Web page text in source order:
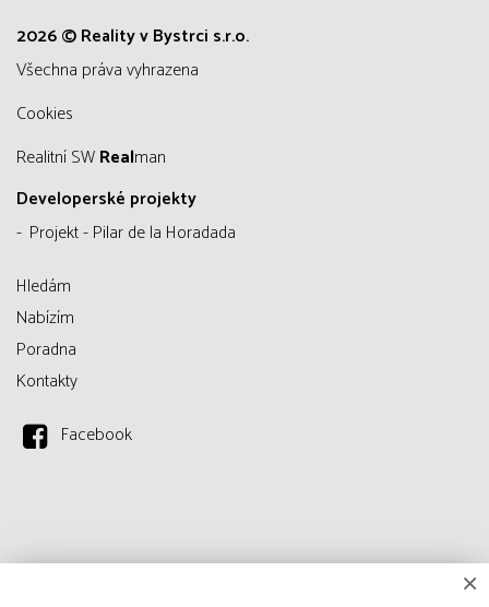
2026 © Reality v Bystrci s.r.o.
všechna práva vyhrazena
Cookies
Realitní SWRealman
Developerské projekty
Projekt - Pilar de la Horadada
Hledám
Nabízím
Poradna
Kontakty
Facebook
×